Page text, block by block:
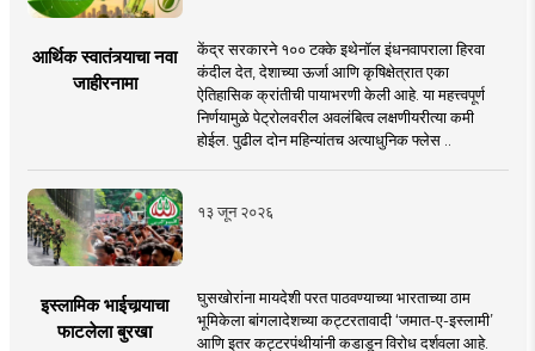
आर्थिक स्वातंत्र्याचा नवा
जाहीरनामा
केंद्र सरकारने १०० टक्के इथेनॉल इंधनवापराला हिरवा
कंदील देत, देशाच्या ऊर्जा आणि कृषिक्षेत्रात एका
ऐतिहासिक क्रांतीची पायाभरणी केली आहे. या महत्त्वपूर्ण
निर्णयामुळे पेट्रोलवरील अवलंबित्व लक्षणीयरीत्या कमी
होईल. पुढील दोन महिन्यांतच अत्याधुनिक फ्लेस ..
१३ जून २०२६
इस्लामिक भाईचार्‍याचा
फाटलेला बुरखा
घुसखोरांना मायदेशी परत पाठवण्याच्या भारताच्या ठाम
भूमिकेला बांगलादेशच्या कट्टरतावादी ‘जमात-ए-इस्लामी’
आणि इतर कट्टरपंथीयांनी कडाडून विरोध दर्शवला आहे.